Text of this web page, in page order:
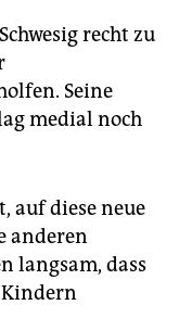
recht zu
Seine
medial noch
auf diese neue
anderen
langsam, dass